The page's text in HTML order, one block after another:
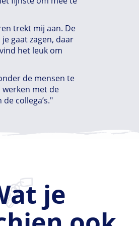
trekt mij aan. De
gaat zagen, daar
het leuk om
de mensen te
met de
collega’s."
je